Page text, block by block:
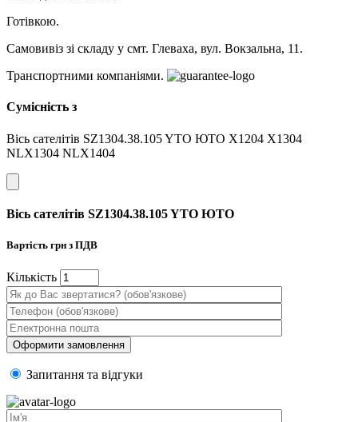
Готівкою.
Самовивіз зі складу у смт. Глеваха, вул. Вокзальна, 11.
Транспортними компаніями.
Сумісність з
Вісь сателітів SZ1304.38.105 YTO ЮТО X1204 X1304
NLX1304 NLX1404
Вісь сателітів SZ1304.38.105 YTO ЮТО
Вартість грн з ПДВ
Кiлькiсть
Запитання та вiдгуки